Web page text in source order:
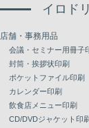
イロド
店舗・事務用品
会議・セミナー用冊子
封筒・挨拶状印刷
ポケットファイル印刷
カレンダー印刷
飲食店メニュー印刷
CD/DVDジャケット印刷